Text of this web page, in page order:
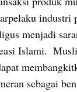
industri
menjadi
Islami.
sebagai